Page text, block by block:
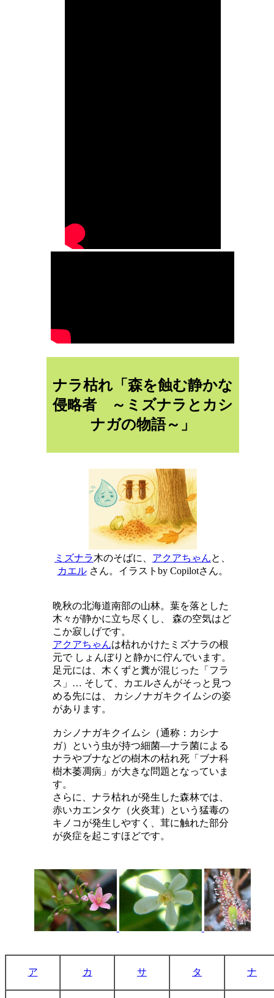
ナラ枯れ「森を蝕む静かな
侵略者 ～ミズナラとカシ
ナガの物語～」
ミズナラ木のそばに、 アクアちゃんと、
カエルさん。イラストby Copilotさん。
晩秋の北海道南部の山林。葉を落とした
木々が静かに立ち尽くし、 森の空気はど
こか寂しげです。
アクアちゃんは枯れかけたミズナラの根
元で しょんぼりと静かに佇んでいます。
足元には、木くずと糞が混じった「フラ
ス」… そして、カエルさんがそっと見つ
める先には、 カシノナガキクイムシの姿
があります。
カシノナガキクイムシ（通称：カシナ
ガ）という虫が持つ細菌―ナラ菌による
ナラやブナなどの樹木の枯れ死「ブナ科
樹木萎凋病」が大きな問題となっていま
す。
さらに、ナラ枯れが発生した森林では、
赤いカエンタケ（火炎茸）という猛毒の
キノコが発生しやすく、茸に触れた部分
が炎症を起こすほどです。
ア カ サ タ ナ